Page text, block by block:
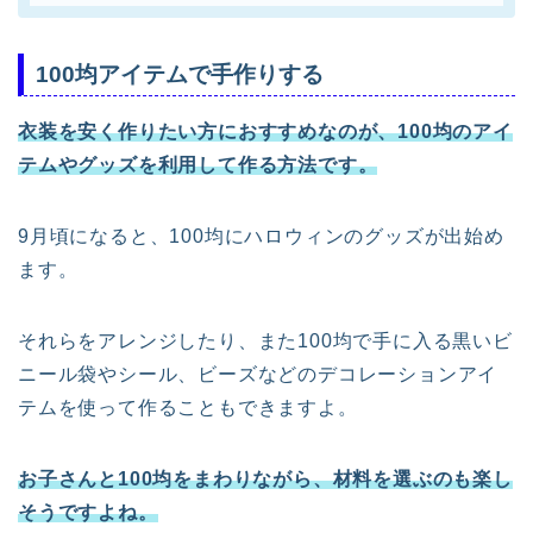
100均アイテムで手作りする
衣装を安く作りたい方におすすめなのが、100均のアイ
テムやグッズを利用して作る方法です。
9月頃になると、100均にハロウィンのグッズが出始め
ます。
それらをアレンジしたり、また100均で手に入る黒いビ
ニール袋やシール、ビーズなどのデコレーションアイ
テムを使って作ることもできますよ。
お子さんと100均をまわりながら、材料を選ぶのも楽し
そうですよね。